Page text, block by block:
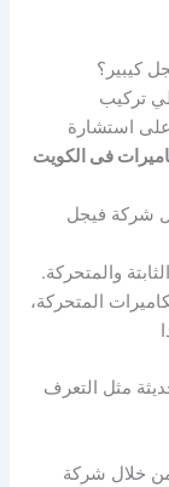
كيبير؟
تركيب
على استشارة
فى الكويت
شركة فيجل
والمتحركة.
المتحركة،
مثل التعرف
من خلال شركة